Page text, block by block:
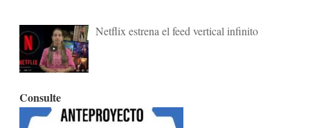
Netflix estrena el feed vertical infinito
Consulte